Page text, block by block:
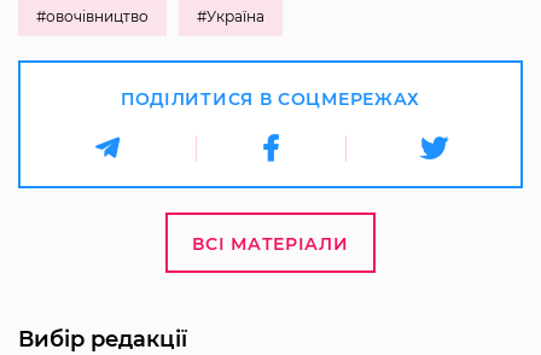
#овочівництво #Україна
ПОДІЛИТИСЯ В СОЦМЕРЕЖАХ
ВСІ МАТЕРІАЛИ
Вибір редакції